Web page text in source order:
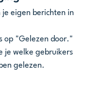
je eigen berichten in
op "Gelezen door."
je welke gebruikers
gelezen.